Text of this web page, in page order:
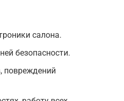
салона.
безопасности.
повреждений